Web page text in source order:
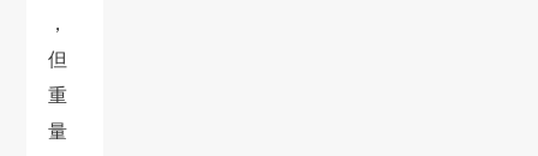
，
但
重
量